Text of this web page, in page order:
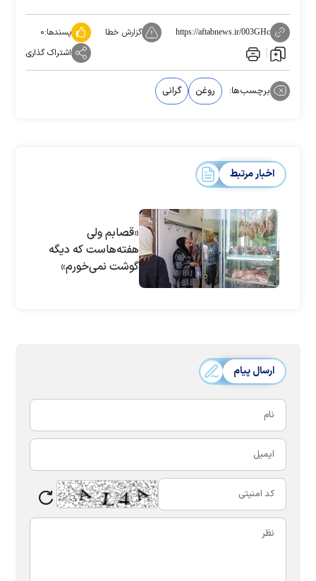
https://aftabnews.ir/003GHc گزارش خطا پسندها:۰
اشتراک گذاری
برچسب‌ها: روغن گرانی
اخبار مرتبط
«قصابم ولی
هفته‌هاست که دیگه
گوشت نمی‌خورم»
ارسال پیام